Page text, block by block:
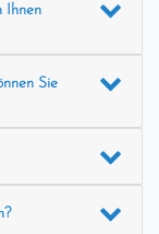
Ihnen
Sie